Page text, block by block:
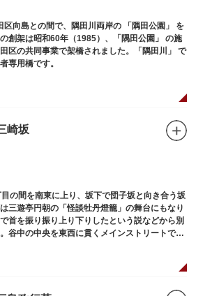
区向島との間で、隅田川両岸の 「隅田公園」 を
創架は昭和60年（1985）、「隅田公園」 の施
区の共同事業で架橋されました。「隅田川」 で
専用橋です。
崎坂
の間を南東に上り、坂下で団子坂と向き合う坂
三遊亭円朝の「怪談牡丹燈籠」の舞台にもなり
首を振り振り上り下りしたという説などから別
谷中の中央を東西に貫くメインストリートで